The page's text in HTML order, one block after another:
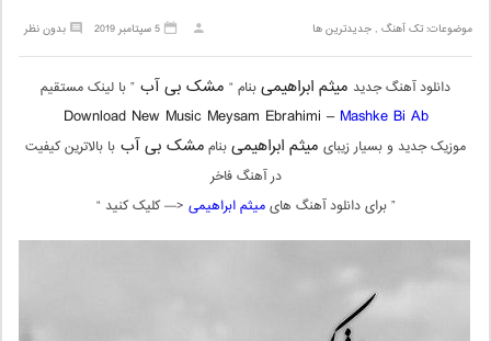
موضوعات:تک آهنگ ,جدیدترین ها بدون نظر 5 سپتامبر 2019
دانلود آهنگ جدید میثم ابراهیمیبنام “ مشک بی آب ” با لینک مستقیم
Download New Music Meysam Ebrahimi – Mashke Bi Ab
موزیک جدید و بسیار زیبای میثم ابراهیمیبناممشک بی آب با بالاترین کیفیت
در آهنگ فاخر
” برای دانلود آهنگ هایمیثم ابراهیمی <— کلیک کنید “